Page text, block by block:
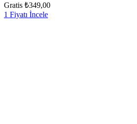
Gratis ₺349,00
1 Fiyatı İncele